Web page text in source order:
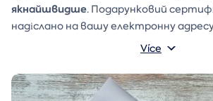
якнайшвидше. Подарунковий
надіслано на вашу електронну
ваше ім'я та напис, який ви можете
просто роздрукувати, вирізати та
буде надіслано в електронному
Více